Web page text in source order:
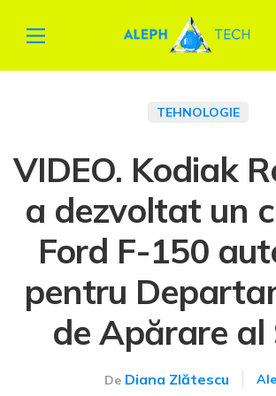
TEHNOLOGIE
VIDEO. Kodiak
a dezvoltat un
Ford F-150
pentru
de Apărare al
De Diana Zlătescu